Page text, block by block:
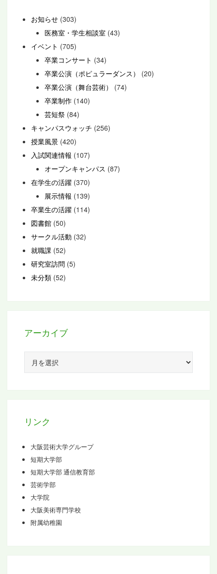
お知らせ (303)
医務室・学生相談室 (43)
イベント (705)
卒業コンサート (34)
卒業公演（ポピュラーダンス）
(20)
卒業公演（舞台芸術）
(74)
卒業制作 (140)
芸短祭 (84)
キャンパスウォッチ (256)
授業風景 (420)
入試関連情報 (107)
オープンキャンパス (87)
在学生の活躍 (370)
展示情報 (139)
卒業生の活躍 (114)
図書館 (50)
サークル活動 (32)
就職課 (52)
研究室訪問 (5)
未分類 (52)
アーカイブ
カ
リンク
大阪芸術大学グループ
短期大学部
短期大学部 通信教育部
芸術学部
大学院
大阪美術専門学校
附属幼稚園